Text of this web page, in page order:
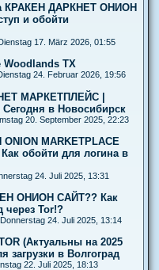
КРАКЕН ДАРКНЕТ ОНИОН
и обойти
17. März 2026, 01:55
TX
24. Februar 2026, 19:56
МАРКЕТПЛЕЙС |
в Новосибирск
20. September 2025, 22:23
MARKETPLACE
обойти для логина в
24. Juli 2025, 13:31
ОНИОН САЙТ?? Как
через Tor!?
Donnerstag 24. Juli 2025, 13:14
(Актуальны на 2025
загрузки в Волгоград
22. Juli 2025, 18:13